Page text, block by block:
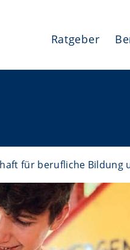
Ratgeber
für berufliche Bildung